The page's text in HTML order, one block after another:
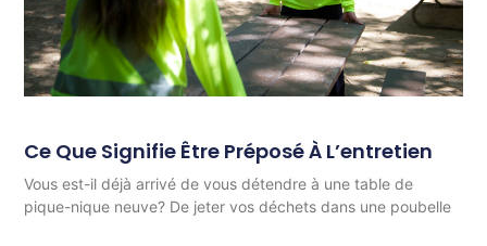
Ce Que Signifie Être Préposé À L’entretien
Vous est-il déjà arrivé de vous détendre à une table de
pique-nique neuve? De jeter vos déchets dans une poubelle